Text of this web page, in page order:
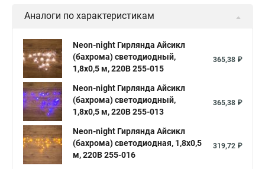
Аналоги по характеристикам
Neon-night Гирлянда Айсикл
(бахрома) светодиодный,
1,8х0,5 м, 220В 255-015
365,38 ₽
Neon-night Гирлянда Айсикл
(бахрома) светодиодный,
1,8х0,5 м, 220В 255-013
365,38 ₽
Neon-night Гирлянда Айсикл
(бахрома) светодиодная, 1,8х0,5
м, 220В 255-016
319,72 ₽